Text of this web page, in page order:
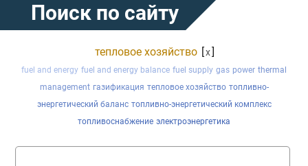
Поиск по сайту
тепловое хозяйство [x]
fuel and energy fuel and energy balance fuel supply gas power thermal
management газификация тепловое хозяйство топливно-
энергетический баланс топливно-энергетический комплекс
топливоснабжение электроэнергетика